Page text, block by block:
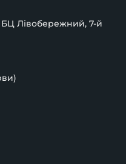
БЦ Лівобережний, 7-й